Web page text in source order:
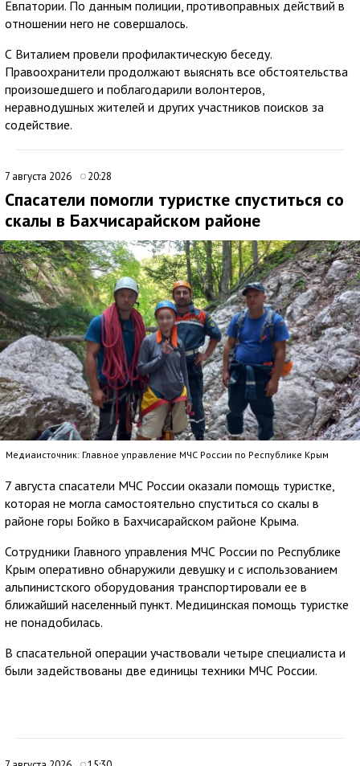
Евпатории. По данным полиции, противоправных действий в
отношении него не совершалось.
С Виталием провели профилактическую беседу.
Правоохранители продолжают выяснять все обстоятельства
произошедшего и поблагодарили волонтеров,
неравнодушных жителей и других участников поисков за
содействие.
7 августа 2026 20:28
Спасатели помогли туристке спуститься со
скалы в Бахчисарайском районе
Медиаисточник: Главное управление МЧС России по Республике Крым
7 августа спасатели МЧС России оказали помощь туристке,
которая не могла самостоятельно спуститься со скалы в
районе горы Бойко в Бахчисарайском районе Крыма.
Сотрудники Главного управления МЧС России по Республике
Крым оперативно обнаружили девушку и с использованием
альпинистского оборудования транспортировали ее в
ближайший населенный пункт. Медицинская помощь туристке
не понадобилась.
В спасательной операции участвовали четыре специалиста и
были задействованы две единицы техники МЧС России.